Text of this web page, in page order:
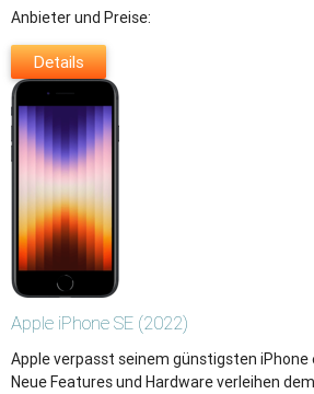
Anbieter und Preise:
Details
Apple iPhone SE (2022)
Apple verpasst seinem günstigsten iPhone
Neue Features und Hardware verleihen